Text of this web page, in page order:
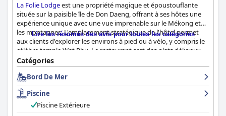
La Folie Lodgeest une propriété magique et époustouflante
située sur la paisible île de Don Daeng, offrant à ses hôtes une
expérience unique avec une vue imprenable sur le Mékong et
les montagnes. L'emplacement stratégique de l'hôtel permet
aux clients d'explorer les environs à pied ou à vélo, y compris le
célèbre temple Wat Phu. Le restaurant sert des plats délicieux
accompagnés d'une belle sélection de vins. L'influence française
du chef se traduit par une cuisine locale légèrement revisitée.
Les chambres sont immenses, bien meublées et décorées avec
goût, offrant un confort exceptionnel pour un séjour relaxant.
Le personnel est exceptionnel et de nombreux clients le
décrivent comme amical, gentil et serviable, se surpassant pour
Lire les résumés des avis pour toutes les catégories
Catégories
Bord De Mer
Piscine
Piscine Extérieure